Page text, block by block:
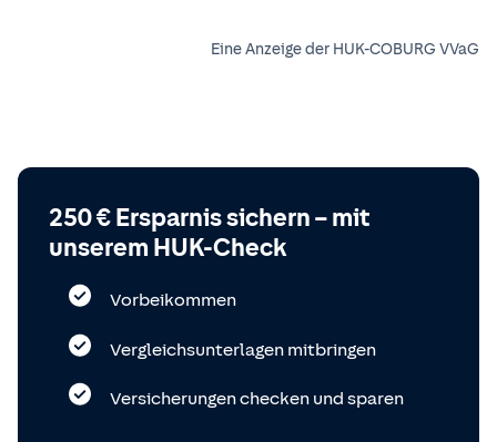
Eine Anzeige der HUK-COBURG VVaG
250 € Ersparnis sichern – mit
unserem HUK-Check
Vorbeikommen
Vergleichsunterlagen mitbringen
Versicherungen checken und sparen